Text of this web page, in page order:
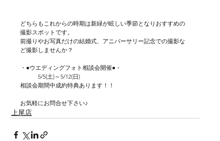
どちらもこれからの時期は新緑が眩しい季節となりおすすめの
撮影スポットです。
前撮りやお写真だけの結婚式、アニバーサリー記念での撮影な
ど撮影しませんか？
・●ウエディングフォト相談会開催●・
5/5(土)～5/12(日)
相談会期間中成約特典あります！！
お気軽にお問合せ下さい♪
上尾店